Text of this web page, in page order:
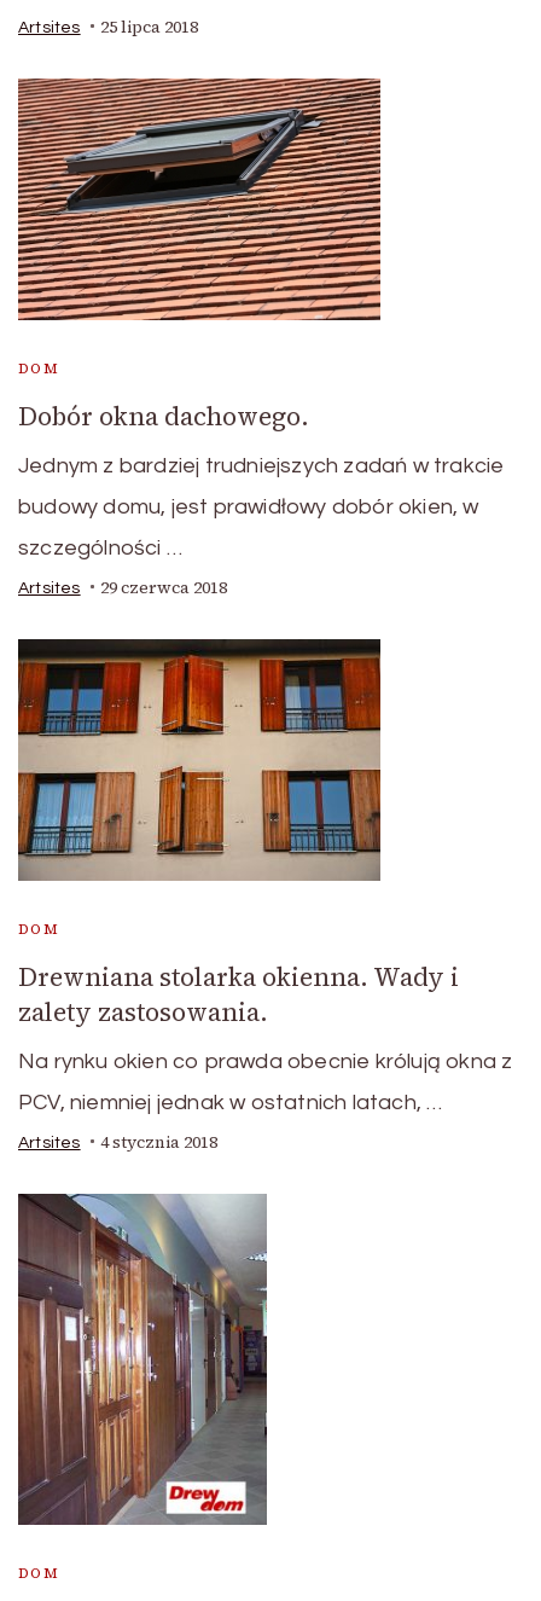
Artsites 25 lipca 2018
DOM
Dobór okna dachowego.
Jednym z bardziej trudniejszych zadań w trakcie
budowy domu, jest prawidłowy dobór okien, w
szczególności …
Artsites 29 czerwca 2018
DOM
Drewniana stolarka okienna. Wady i
zalety zastosowania.
Na rynku okien co prawda obecnie królują okna z
PCV, niemniej jednak w ostatnich latach, …
Artsites 4 stycznia 2018
DOM